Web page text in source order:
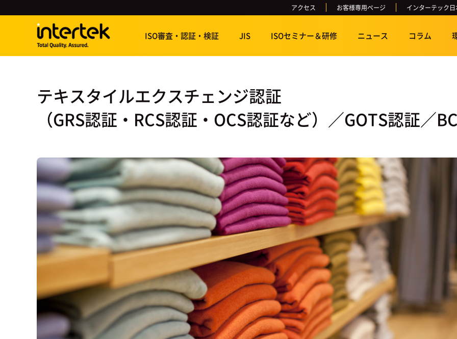
アクセス お客様専用ページ インターテック
ISO審査・認証・検証 JIS ISOセミナー＆研修 ニュース コラム
テキスタイルエクスチェンジ認証
（GRS認証・RCS認証・OCS認証など）／GOTS認証／